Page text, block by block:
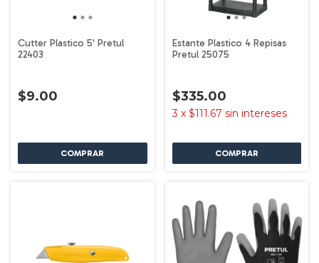
Cutter Plastico 5' Pretul
22403
$9.00
Estante Plastico 4 Repisas
Pretul 25075
$335.00
3 x $111.67 sin intereses